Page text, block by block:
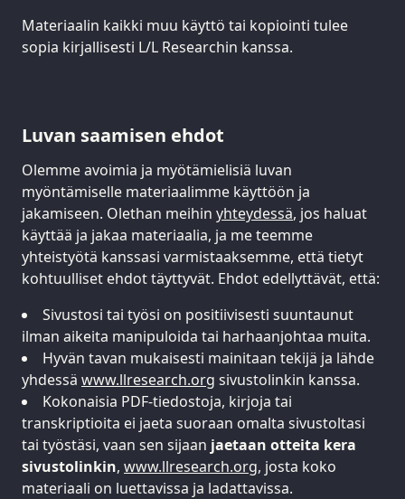
Materiaalin kaikki muu käyttö tai kopiointi tulee
sopia kirjallisesti L/L Researchin kanssa.
Luvan saamisen ehdot
Olemme avoimia ja myötämielisiä luvan
myöntämiselle materiaalimme käyttöön ja
jakamiseen. Olethan meihin yhteydessä, jos haluat
käyttää ja jakaa materiaalia, ja me teemme
yhteistyötä kanssasi varmistaaksemme, että tietyt
kohtuulliset ehdot täyttyvät. Ehdot edellyttävät, että:
Sivustosi tai työsi on positiivisesti suuntaunut
ilman aikeita manipuloida tai harhaanjohtaa muita.
Hyvän tavan mukaisesti mainitaan tekijä ja lähde
yhdessä www.llresearch.org sivustolinkin kanssa.
Kokonaisia PDF-tiedostoja, kirjoja tai
transkriptioita ei jaeta suoraan omalta sivustoltasi
tai työstäsi, vaan sen sijaan jaetaan otteita kera
sivustolinkin, www.llresearch.org, josta koko
materiaali on luettavissa ja ladattavissa.